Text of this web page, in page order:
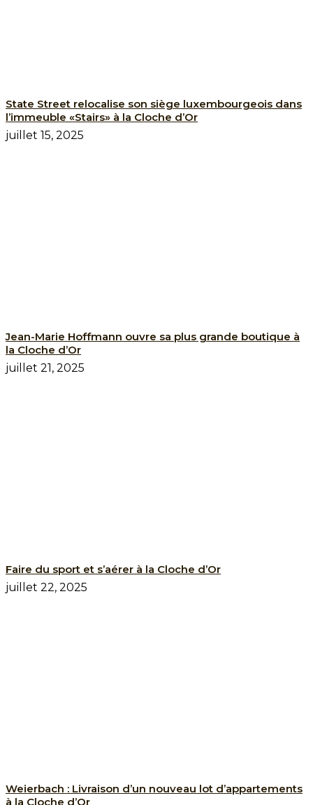
State Street relocalise son siège luxembourgeois dans
l’immeuble «Stairs» à la Cloche d’Or
juillet 15, 2025
Jean-Marie Hoffmann ouvre sa plus grande boutique à
la Cloche d’Or
juillet 21, 2025
Faire du sport et s’aérer à la Cloche d’Or
juillet 22, 2025
Weierbach : Livraison d’un nouveau lot d’appartements
à la Cloche d’Or